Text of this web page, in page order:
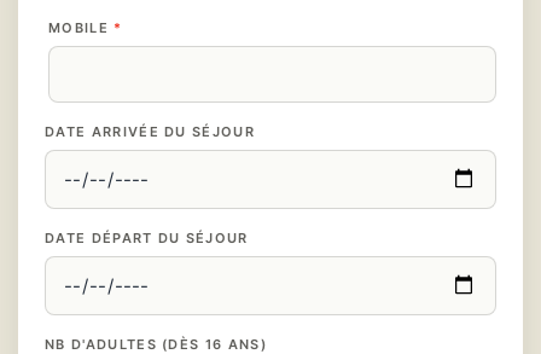
MOBILE
DATE ARRIVÉE DU SÉJOUR
DATE DÉPART DU SÉJOUR
NB D'ADULTES (DÈS 16 ANS)